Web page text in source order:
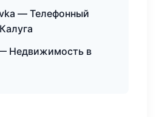
— Телефонный
Недвижимость в